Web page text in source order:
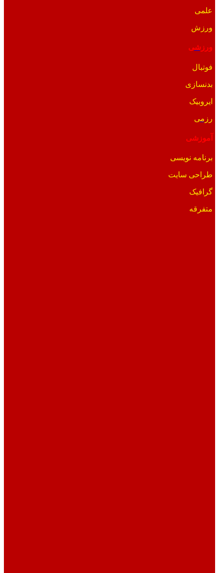
علمی
ورزش
ورزشی
فوتبال
بدنسازی
ایروبیک
رزمی
آموزشی
برنامه نویسی
طراحی سایت
گرافیک
متفرقه